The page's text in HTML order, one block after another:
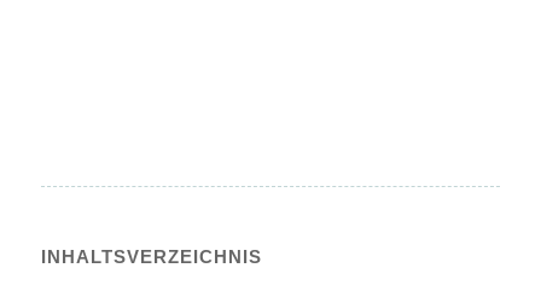
INHALTS­VERZEICHNIS